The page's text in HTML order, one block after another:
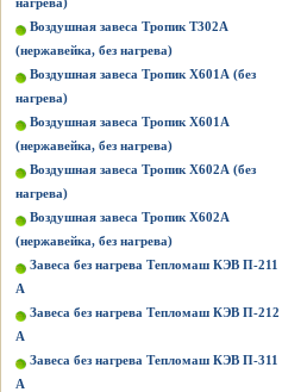
Воздушная завеса Тропик Т302А
(нержавейка, без нагрева)
Воздушная завеса Тропик Х601А (без
нагрева)
Воздушная завеса Тропик Х601А
(нержавейка, без нагрева)
Воздушная завеса Тропик Х602А (без
нагрева)
Воздушная завеса Тропик Х602А
(нержавейка, без нагрева)
Завеса без нагрева Тепломаш КЭВ П-211
А
Завеса без нагрева Тепломаш КЭВ П-212
А
Завеса без нагрева Тепломаш КЭВ П-311
А